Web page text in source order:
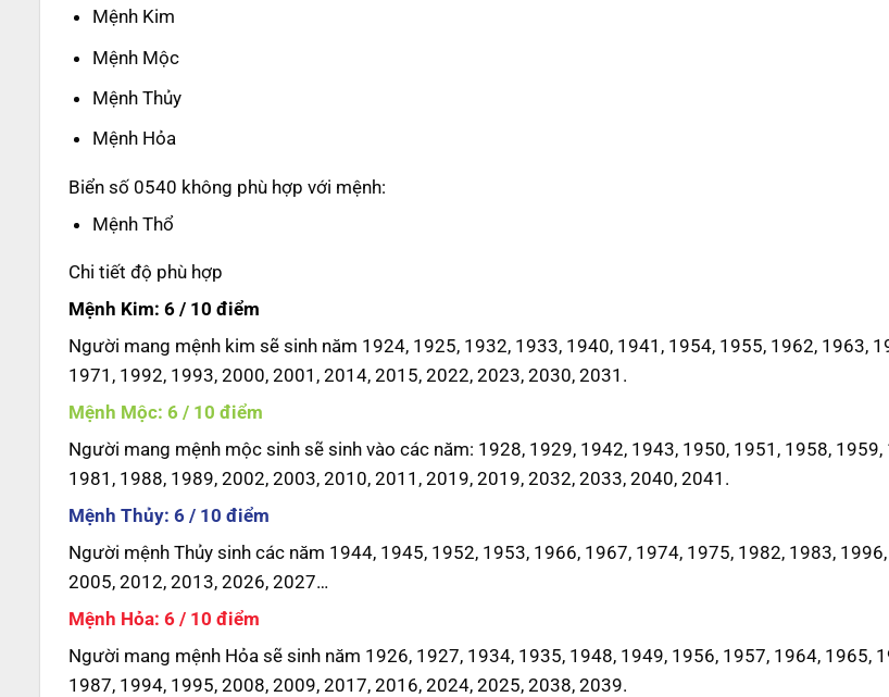
Mệnh Kim
Mệnh Mộc
Mệnh Thủy
Mệnh Hỏa
Biển số 0540 không phù hợp với mệnh:
Mệnh Thổ
Chi tiết độ phù hợp
Mệnh Kim: 6 / 10 điểm
Người mang mệnh kim sẽ sinh năm 1924, 1925, 1932, 1933, 1940, 1941, 1954, 1955, 1962, 1963,
1971, 1992, 1993, 2000, 2001, 2014, 2015, 2022, 2023, 2030, 2031.
Mệnh Mộc: 6 / 10 điểm
Người mang mệnh mộc sinh sẽ sinh vào các năm: 1928, 1929, 1942, 1943, 1950, 1951, 1958,
1981, 1988, 1989, 2002, 2003, 2010, 2011, 2019, 2019, 2032, 2033, 2040, 2041.
Mệnh Thủy: 6 / 10 điểm
Người mệnh Thủy sinh các năm 1944, 1945, 1952, 1953, 1966, 1967, 1974, 1975, 1982, 1983,
2005, 2012, 2013, 2026, 2027…
Mệnh Hỏa: 6 / 10 điểm
Người mang mệnh Hỏa sẽ sinh năm 1926, 1927, 1934, 1935, 1948, 1949, 1956, 1957, 1964, 1965,
1987, 1994, 1995, 2008, 2009, 2017, 2016, 2024, 2025, 2038, 2039.